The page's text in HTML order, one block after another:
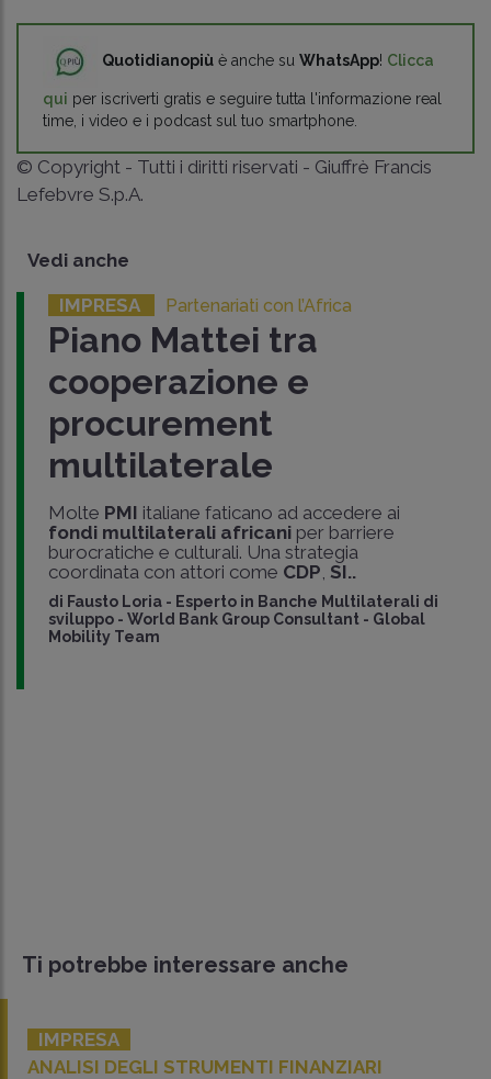
Quotidianopiù è anche su WhatsApp! Clicca
qui per iscriverti gratis e seguire tutta l'informazione real
time, i video e i podcast sul tuo smartphone.
© Copyright - Tutti i diritti riservati - Giuffrè Francis
Lefebvre S.p.A.
Vedi anche
IMPRESA Partenariati con l’Africa
Piano Mattei tra
cooperazione e
procurement
multilaterale
Molte PMI italiane faticano ad accedere ai
fondi multilaterali africaniper barriere
burocratiche e culturali. Una strategia
coordinata con attori come CDP SI..
di Fausto Loria - Esperto in Banche Multilaterali di
sviluppo - World Bank Group Consultant - Global
Mobility Team
Ti potrebbe interessare anche
IMPRESA
ANALISI DEGLI STRUMENTI FINANZIARI